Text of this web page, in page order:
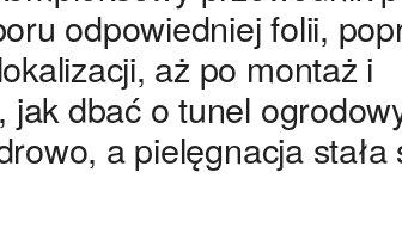
odpowiedniej folii,
aż po montaż i
dbać o tunel
a pielęgnacja stała